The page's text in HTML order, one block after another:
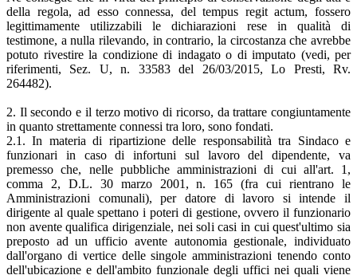
della regola, ad esso connessa, del tempus regit actum, fossero
legittimamente utilizzabili le dichiarazioni rese in qualità di
testimone, a nulla rilevando, in contrario, la circostanza che avrebbe
potuto rivestire la condizione di indagato o di imputato (vedi, per
riferimenti, Sez. U, n. 33583 del 26/03/2015, Lo Presti, Rv.
264482).
2. Il secondo e il terzo motivo di ricorso, da trattare congiuntamente
in quanto strettamente connessi tra loro, sono fondati.
2.1. In materia di ripartizione delle responsabilità tra Sindaco e
funzionari in caso di infortuni sul lavoro del dipendente, va
premesso che, nelle pubbliche amministrazioni di cui all'art. 1,
comma 2, D.L. 30 marzo 2001, n. 165 (fra cui rientrano le
Amministrazioni comunali), per datore di lavoro si intende il
dirigente al quale spettano i poteri di gestione, ovvero il funzionario
non avente qualifica dirigenziale, nei soli casi in cui quest'ultimo sia
preposto ad un ufficio avente autonomia gestionale, individuato
dall'organo di vertice delle singole amministrazioni tenendo conto
dell'ubicazione e dell'ambito funzionale degli uffici nei quali viene